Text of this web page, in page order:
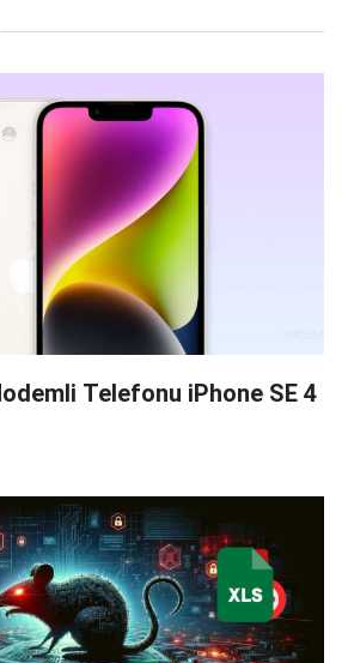
Telefonu iPhone SE 4